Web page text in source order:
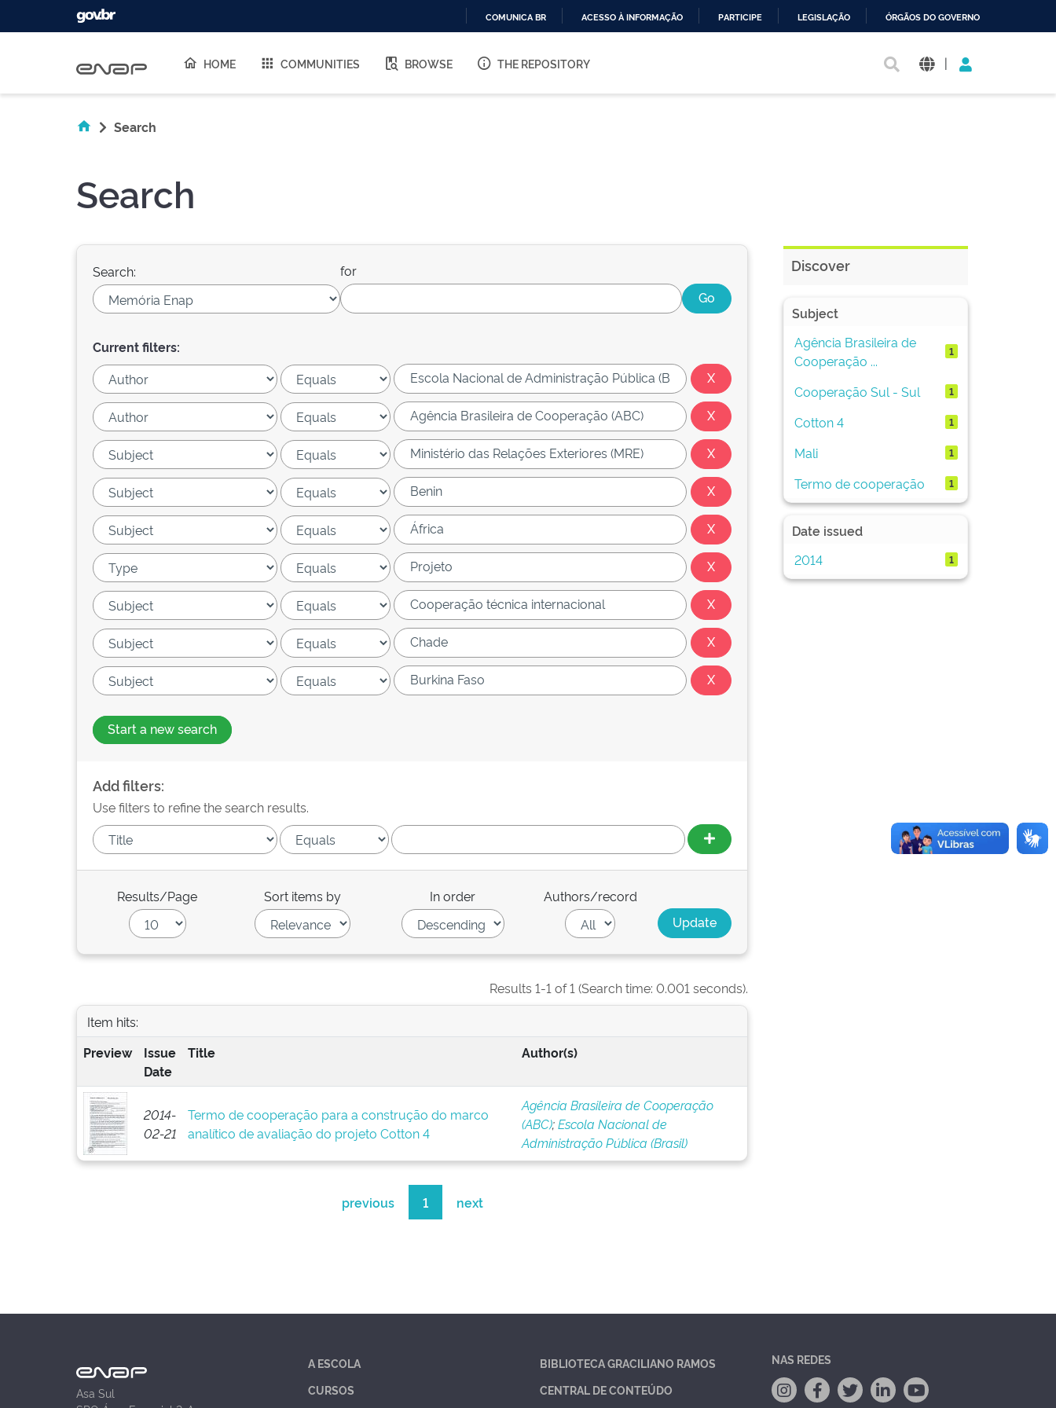
O
COMUNICA BR ACESSO À INFORMAÇÃO PARTICIPE LEGISLAÇÃO ÓRGÃOS DO GOVERNO
HOME COMMUNITIES BROWSE THE REPOSITORY |
Search
Search
Search: for
Current filters:
Start a new search
Add filters:
Use filters to refine the search results.
Results/Page Sort items by In order Authors/record
Results 1-1 of 1 (Search time: 0.001 seconds).
Item hits:
Preview
Issue
Date
Title Author(s)
2014-
02-21
Termo de cooperação para a construção do marco
analítico de avaliação do projeto Cotton 4
Agência Brasileira de Cooperação
(ABC);Escola Nacional de
Administração Pública (Brasil)
previous 1 next
Discover
Subject
Agência Brasileira de
Cooperação ...
1
Cooperação Sul - Sul 1
Cotton 4 1
Mali 1
Termo de cooperação 1
Date issued
2014
1
Asa Sul
A ESCOLA
CURSOS
BIBLIOTECA GRACILIANO RAMOS
CENTRAL DE CONTEÚDO
NAS REDES